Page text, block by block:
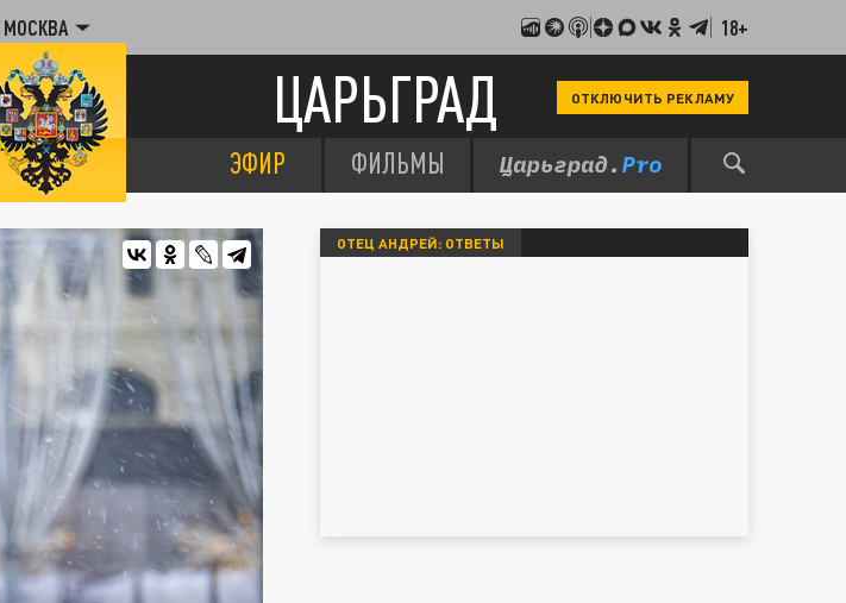
МОСКВА 18+
ЦАРЬГРАД ОТКЛЮЧИТЬ РЕКЛАМУ
ЭФИР ФИЛЬМЫ
ОТЕЦ АНДРЕЙ: ОТВЕТЫ